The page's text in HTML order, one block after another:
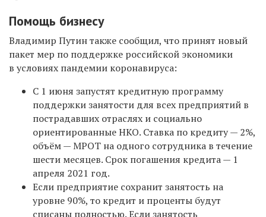
Помощь бизнесу
Владимир Путин также сообщил, что принят новый
пакет мер по поддержке российской экономики
в условиях пандемии коронавируса:
С 1 июня запустят кредитную программу
поддержки занятости для всех предприятий в
пострадавших отраслях и социально
ориентированные НКО. Ставка по кредиту — 2%,
объём — МРОТ на одного сотрудника в течение
шести месяцев. Срок погашения кредита — 1
апреля 2021 год.
Если предприятие сохранит занятость на
уровне 90%, то кредит и проценты будут
списаны полностью. Если занятость